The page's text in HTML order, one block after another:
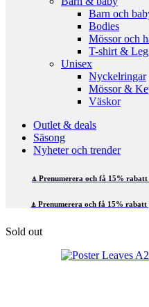
Barn och
Bodies
Mössor och
T-shirt &
Unisex
Nyckelringar
Mössor &
Väskor
Outlet & deals
Säsong
Nyheter och trender
⍋ Prenumerera och få 15%
⍋ Prenumerera och få 15%
Sold out